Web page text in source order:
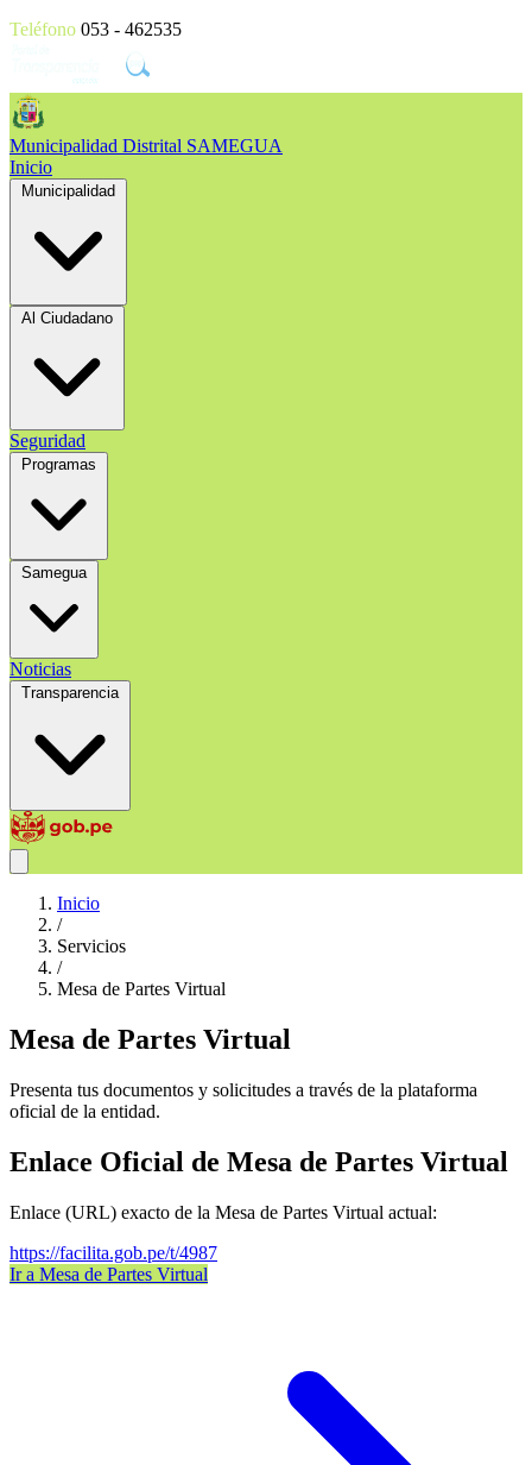
Teléfono 053 - 462535
Municipalidad Distrital SAMEGUA
Inicio
Municipalidad
Al Ciudadano
Seguridad
Programas
Samegua
Noticias
Transparencia
Inicio
/
Servicios
/
Mesa de Partes Virtual
Mesa de Partes Virtual
Presenta tus documentos y solicitudes a través de la plataforma
oficial de la entidad.
Enlace Oficial de Mesa de Partes Virtual
Enlace (URL) exacto de la Mesa de Partes Virtual actual:
https://facilita.gob.pe/t/4987
Ir a Mesa de Partes Virtual